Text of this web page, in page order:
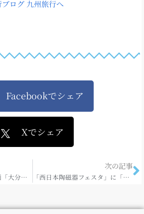
Facebookでシェア
Xでシェア
大分発！B-1GP応援企画「大分わっしょい そばからどん」☆
次の記事
「西日本陶磁器フェスタ」に「日田焼窯元」出店!!